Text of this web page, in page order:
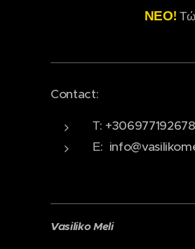
ΝΕΟ!
Contact:
Τ: +306977192678
Ε:
Vasiliko Meli